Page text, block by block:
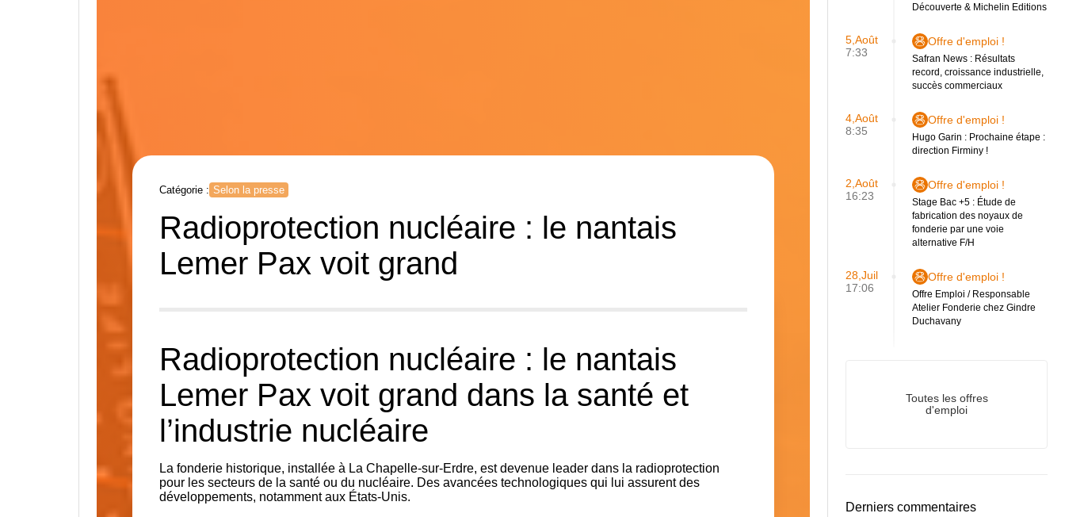
Catégorie : Selon la presse
Radioprotection nucléaire : le nantais
Lemer Pax voit grand
Radioprotection nucléaire : le nantais
Lemer Pax voit grand dans la santé et
l’industrie nucléaire
La fonderie historique, installée à La Chapelle-sur-Erdre, est devenue leader dans la radioprotection
pour les secteurs de la santé ou du nucléaire. Des avancées technologiques qui lui assurent des
développements, notamment aux États-Unis.
Découverte & Michelin Editions
5,Août
7:33
Offre d'emploi !
Safran News : Résultats
record, croissance industrielle,
succès commerciaux
4,Août
8:35
Offre d'emploi !
Hugo Garin : Prochaine étape :
direction Firminy !
2,Août
16:23
Offre d'emploi !
Stage Bac +5 : Étude de
fabrication des noyaux de
fonderie par une voie
alternative F/H
28,Juil
17:06
Offre d'emploi !
Offre Emploi / Responsable
Atelier Fonderie chez Gindre
Duchavany
Toutes les offres
d'emploi
Derniers commentaires